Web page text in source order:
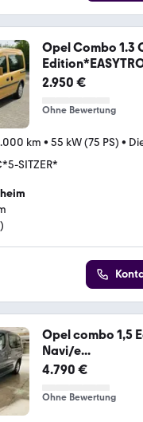
Opel Combo 1.3
SITZER
2.950 €
Ohne Bewertung
km • 55 kW (75 PS) •
SITZER*
)
Opel combo 1,5
Navi/e...
4.790 €
Ohne Bewertung